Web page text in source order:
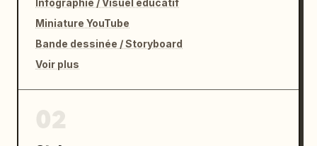
Infographie / Visuel éducatif
Miniature YouTube
Bande dessinée / Storyboard
Voir plus